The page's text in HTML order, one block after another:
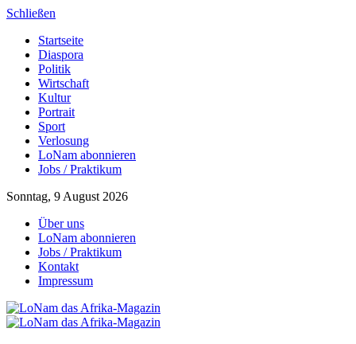
Schließen
Startseite
Diaspora
Politik
Wirtschaft
Kultur
Portrait
Sport
Verlosung
LoNam abonnieren
Jobs / Praktikum
Sonntag, 9 August 2026
Über uns
LoNam abonnieren
Jobs / Praktikum
Kontakt
Impressum